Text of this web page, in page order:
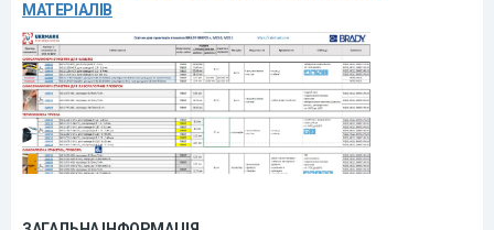
МАТЕРІАЛІВ